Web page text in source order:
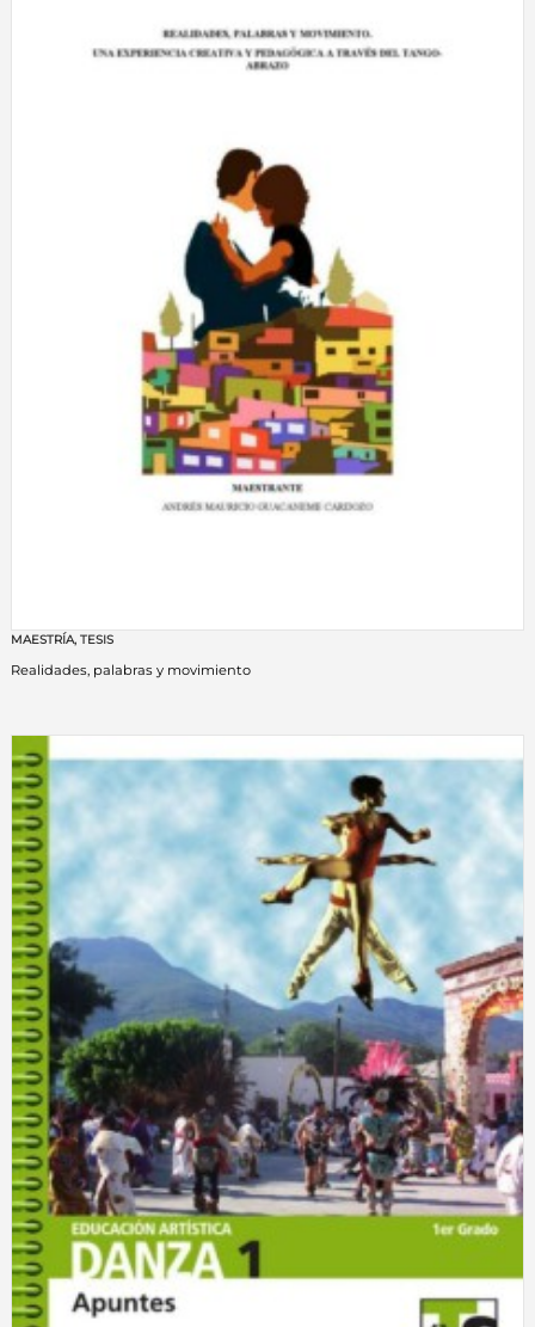
MAESTRÍA, TESIS
Realidades, palabras y movimiento